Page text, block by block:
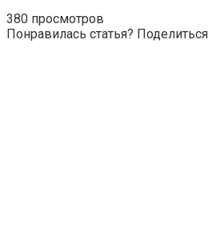
380 просмотров
Понравилась статья?